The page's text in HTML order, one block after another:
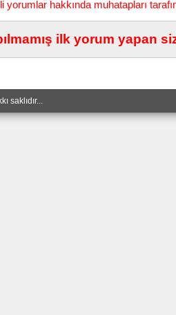
yorumlar hakkında muhatapları
ilk yorum yapan
saklıdır...